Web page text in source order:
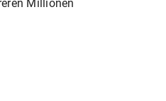
Millionen